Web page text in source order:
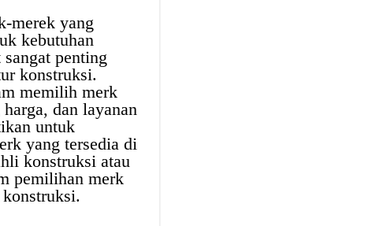
merek yang
kebutuhan
penting
konstruksi.
memilih merk
dan layanan
untuk
yang tersedia di
konstruksi atau
pemilihan merk